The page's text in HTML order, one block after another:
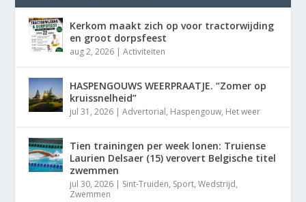
Kerkom maakt zich op voor tractorwijding
en groot dorpsfeest
aug 2, 2026 |Activiteiten
HASPENGOUWS WEERPRAATJE. “Zomer op
kruissnelheid”
jul 31, 2026 |Advertorial, Haspengouw, Het weer
Tien trainingen per week lonen: Truiense
Laurien Delsaer (15) verovert Belgische titel
zwemmen
jul 30, 2026 | Sint-Truiden, Sport,Wedstrijd,
Zwemmen